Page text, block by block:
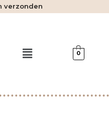
verzonden
Menu 0